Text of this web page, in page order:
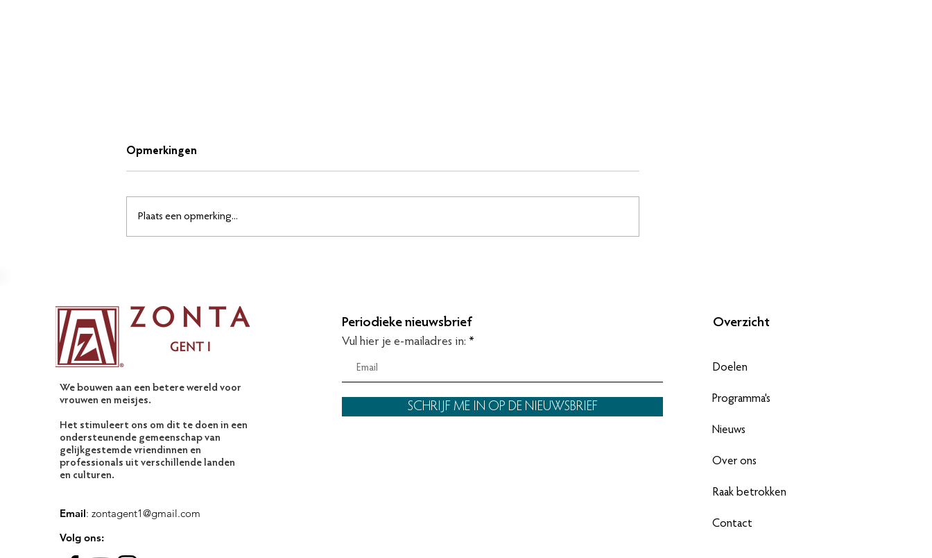
Opmerkingen
Plaats een opmerking...
We bouwen aan een betere wereld voor
vrouwen en meisjes.
Het stimuleert ons om dit te doen in een
ondersteunende gemeenschap van
gelijkgestemde vriendinnen en
professionals uit verschillende landen
en culturen.
Email: zontagent1@gmail.com
Volg ons:
Periodieke nieuwsbrief
Vul hier je e-mailadres in:
SCHRIJF ME IN OP DE NIEUWSBRIEF
Overzicht
Doelen
Programma's
Nieuws
Over ons
Raak betrokken
Contact